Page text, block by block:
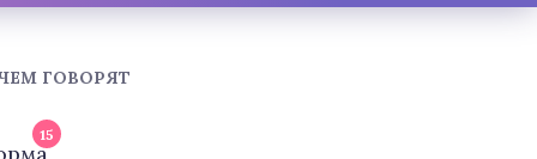
ГОВОРЯТ
15